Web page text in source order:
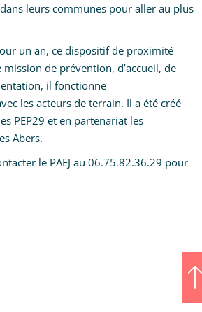
leurs communes pour aller au plus
un an, ce dispositif de proximité
de prévention, d’accueil, de
il fonctionne
les acteurs de terrain. Il a été créé
PEP29 et en partenariat les
Abers.
le PAEJ au 06.75.82.36.29 pour